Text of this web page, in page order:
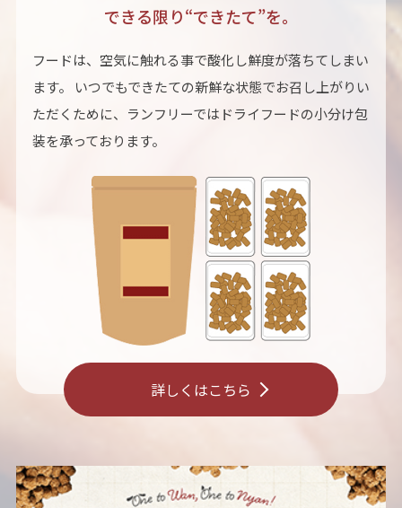
できる限り“できたて”を。
フードは、空気に触れる事で酸化し鮮度が落ちてしまい
ます。 いつでもできたての新鮮な状態でお召し上がりい
ただくために、ランフリーではドライフードの小分け包
装を承っております。
詳しくはこちら